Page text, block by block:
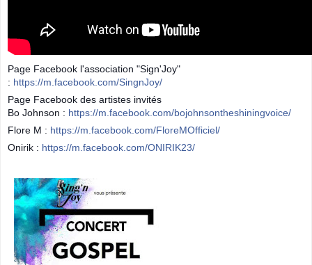
Page Facebook l'association "Sign'Joy"
: https://m.facebook.com/SingnJoy/
Page Facebook des artistes invités
Bo Johnson : https://m.facebook.com/bojohnsontheshiningvoice/
Flore M : https://m.facebook.com/FloreMOfficiel/
Onirik : https://m.facebook.com/ONIRIK23/